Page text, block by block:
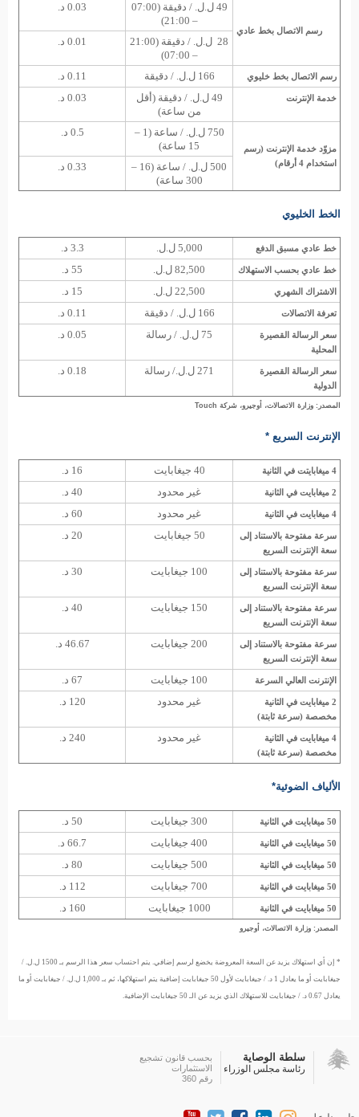
رسم الاتصال بخط عادي
49 ل.ل. / دقيقة (07:00
– 21:00)
0.03 د.
28 ل.ل. / دقيقة (21:00
– 07:00)
0.01 د.
رسم الاتصال بخط خليوي 166 ل.ل. / دقيقة 0.11 د.
خدمة الإنترنت
49 ل.ل. / دقيقة (أقل
من ساعة)
0.03 د.
مزوّد خدمة الإنترنت (رسم
استخدام 4 أرقام)
750 ل.ل. / ساعة (1 –
15 ساعة)
0.5 د.
500 ل.ل. / ساعة (16 –
300 ساعة)
0.33 د.
الخط الخليوي
خط عادي مسبق الدفع 5,000 ل.ل. 3.3 د.
خط عادي بحسب الاستهلاك 82,500 ل.ل. 55 د.
الاشتراك الشهري 22,500 ل.ل. 15 د.
تعرفة الاتصالات 166 ل.ل. / دقيقة 0.11 د.
سعر الرسالة القصيرة
المحلية
75 ل.ل. / رسالة 0.05 د.
سعر الرسالة القصيرة
الدولية
271 ل.ل./ رسالة 0.18 د.
المصدر: وزارة الاتصالات، أوجيرو، شركة Touch
الإنترنت السريع *
4 ميغابايتت في الثانية 40 جيغابايت 16 د.
2 ميغابايت في الثانية غير محدود 40 د.
4 ميغابايت في الثانية غير محدود 60 د.
سرعة مفتوحة بالاستناد إلى
سعة الإنترنت السريع
50 جيغابايت 20 د.
سرعة مفتوحة بالاستناد إلى
سعة الإنترنت السريع
100 جيغابايت 30 د.
سرعة مفتوحة بالاستناد إلى
سعة الإنترنت السريع
150 جيغابايت 40 د.
سرعة مفتوحة بالاستناد إلى
سعة الإنترنت السريع
200 جيغابايت 46.67 د.
الإنترنت العالي السرعة 100 جيغابايت 67 د.
2 ميغابايت في الثانية
مخصصة (سرعة ثابتة)
غير محدود 120 د.
4 ميغابايت في الثانية
مخصصة (سرعة ثابتة)
غير محدود 240 د.
الألياف الضوئية*
50 ميغابايت في الثانية 300 جيغابايت 50 د.
50 ميغابايت في الثانية 400 جيغابايت 66.7 د.
50 ميغابايت في الثانية 500 جيغابايت 80 د.
50 ميغابايت في الثانية 700 جيغابايت 112 د.
50 ميغابايت في الثانية 1000 جيغابايت 160 د.
المصدر: وزارة الاتصالات، أوجيرو
* إن أي استهلاك يزيد عن السعة المعروضة يخضع لرسم إضافي. يتم احتساب سعر هذا الرسم بـ 1500 ل.ل. /
جيغابايت أو ما يعادل 1 د. / جيغابايت لأول 50 جيغابايت إضافية يتم استهلاكها، ثم بـ 1,000 ل.ل. / جيغابايت أو ما
يعادل 0.67 د. / جيغابايت للاستهلاك الذي يزيد عن الـ 50 جيغابايت الإضافية.
سلطة الوصاية
رئاسة مجلس الوزراء
بحسب قانون تشجيع
الاستثمارات
رقم 360